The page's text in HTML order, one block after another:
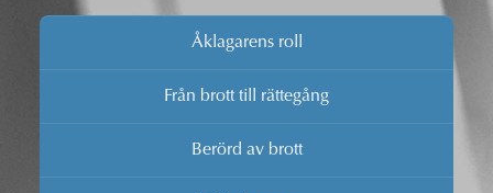
Åklagarens roll
Från brott till rättegång
Berörd av brott